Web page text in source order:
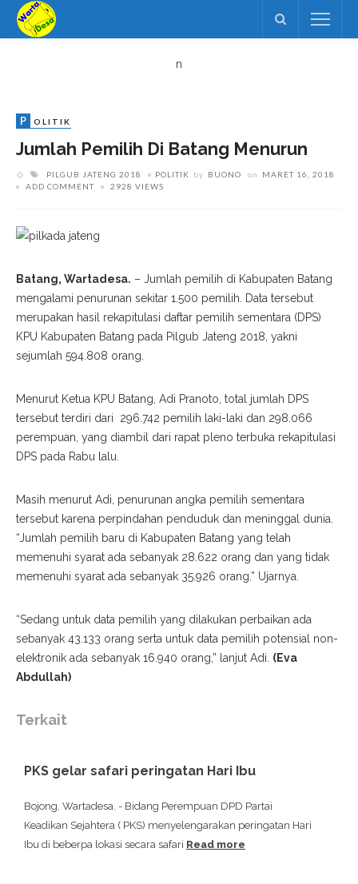
n
P OLITIK
Jumlah Pemilih Di Batang Menurun
PILGUB JATENG 2018 POLITIK by BUONO on
MARET 16, 2018
ADD COMMENT
2928 VIEWS
Batang, Wartadesa. – Jumlah pemilih di Kabupaten Batang
mengalami penurunan sekitar 1.500 pemilih. Data tersebut
merupakan hasil rekapitulasi daftar pemilih sementara (DPS)
KPU Kabupaten Batang pada Pilgub Jateng 2018, yakni
sejumlah 594.808 orang.
Menurut Ketua KPU Batang, Adi Pranoto, total jumlah DPS
tersebut terdiri dari 296.742 pemilih laki-laki dan 298.066
perempuan, yang diambil dari rapat pleno terbuka rekapitulasi
DPS pada Rabu lalu.
Masih menurut Adi, penurunan angka pemilih sementara
tersebut karena perpindahan penduduk dan meninggal dunia.
“Jumlah pemilih baru di Kabupaten Batang yang telah
memenuhi syarat ada sebanyak 28.622 orang dan yang tidak
memenuhi syarat ada sebanyak 35.926 orang.” Ujarnya.
“Sedang untuk data pemilih yang dilakukan perbaikan ada
sebanyak 43.133 orang serta untuk data pemilih potensial non-
elektronik ada sebanyak 16.940 orang,” lanjut Adi. (Eva
Abdullah)
Terkait
PKS gelar safari peringatan Hari Ibu
Bojong, Wartadesa. - Bidang Perempuan DPD Partai
Keadikan Sejahtera ( PKS) menyelengarakan peringatan Hari
Ibu di beberpa lokasi secara safari Read more